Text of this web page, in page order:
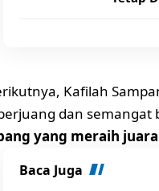
Kafilah
dan semangat
yang meraih juara
Baca Juga